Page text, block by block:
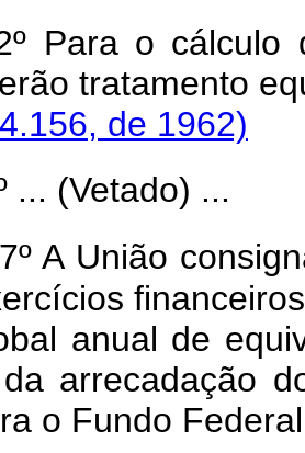
Para o cálculo
de 1962)
... (Vetado) ...
A União
anual de
arrecadação
o Fundo